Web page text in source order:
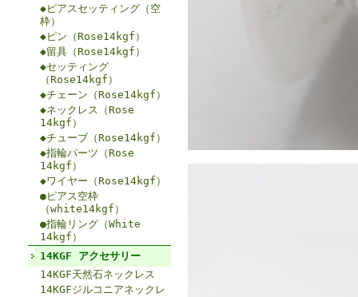
◆ピアスセッティング（空
枠）
◆ピン（Rose14kgf）
◆留具（Rose14kgf）
◆セッティング
（Rose14kgf）
◆チェーン（Rose14kgf）
◆ネックレス（Rose
14kgf）
◆チューブ（Rose14kgf）
◆指輪パーツ（Rose
14kgf）
◆ワイヤー（Rose14kgf）
●ピアス空枠
（white14kgf）
●指輪リング（White
14kgf）
14KGF アクセサリー
14KGF天然石ネックレス
14KGFジルコニアネックレ